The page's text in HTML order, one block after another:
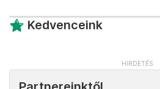
Kedvenceink